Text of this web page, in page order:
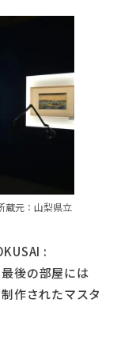
元：山梨県立
:
後の部屋には
作されたマスタ